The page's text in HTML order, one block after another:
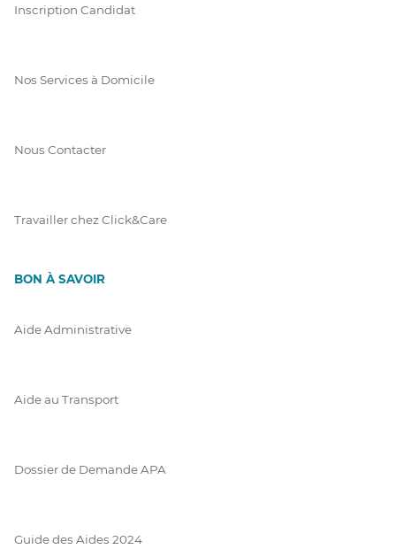
Inscription Candidat
Nos Services à Domicile
Nous Contacter
Travailler chez Click&Care
BON À SAVOIR
Aide Administrative
Aide au Transport
Dossier de Demande APA
Guide des Aides 2024